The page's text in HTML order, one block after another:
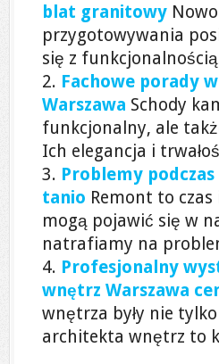
blat granitowy
przygotowywania
się z
Fachowe porady
Warszawa Schody
funkcjonalny, ale
Ich elegancja i
Problemy
tanio Remont to
mogą pojawić się w
natrafiamy na
Profesjonalny
wnętrz Warszawa
wnętrza były nie
architekta wnętrz to